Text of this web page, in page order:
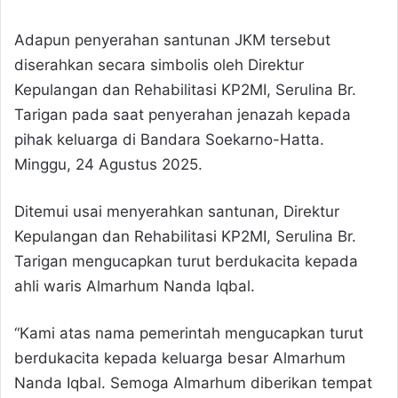
Adapun penyerahan santunan JKM tersebut
diserahkan secara simbolis oleh Direktur
Kepulangan dan Rehabilitasi KP2MI, Serulina Br.
Tarigan pada saat penyerahan jenazah kepada
pihak keluarga di Bandara Soekarno-Hatta.
Minggu, 24 Agustus 2025.
Ditemui usai menyerahkan santunan, Direktur
Kepulangan dan Rehabilitasi KP2MI, Serulina Br.
Tarigan mengucapkan turut berdukacita kepada
ahli waris Almarhum Nanda Iqbal.
“Kami atas nama pemerintah mengucapkan turut
berdukacita kepada keluarga besar Almarhum
Nanda Iqbal. Semoga Almarhum diberikan tempat